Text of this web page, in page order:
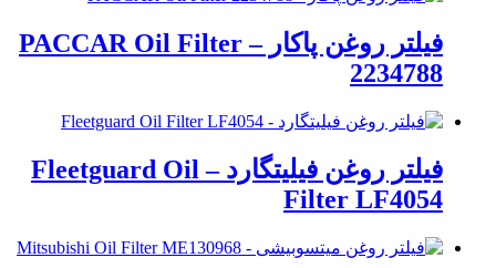
فیلتر روغن پاکار – PACCAR Oil Filter
2234788
فیلتر روغن فیلیتگارد – Fleetguard Oil
Filter LF4054